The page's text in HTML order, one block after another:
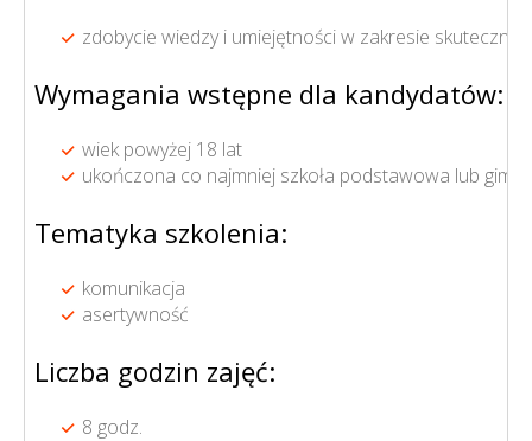
zdobycie wiedzy i umiejętności w zakresie
Wymagania wstępne dla kandydatów:
wiek powyżej 18 lat
ukończona co najmniej szkoła podstawowa lub
Tematyka szkolenia:
komunikacja
asertywność
Liczba godzin zajęć:
8 godz.